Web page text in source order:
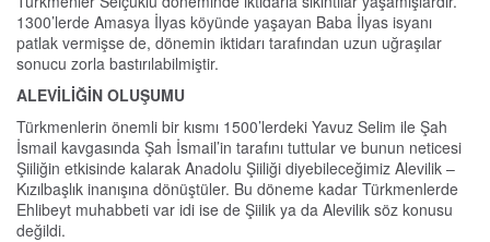
1300’lerde Amasya İlyas köyünde yaşayan Baba İlyas isyanı
patlak vermişse de, dönemin iktidarı tarafından uzun uğraşılar
sonucu zorla bastırılabilmiştir.
ALEVİLİĞİN OLUŞUMU
Türkmenlerin önemli bir kısmı 1500’lerdeki Yavuz Selim ile Şah
İsmail kavgasında Şah İsmail’in tarafını tuttular ve bunun neticesi
Şiiliğin etkisinde kalarak Anadolu Şiiliği diyebileceğimiz Alevilik –
Kızılbaşlık inanışına dönüştüler. Bu döneme kadar Türkmenlerde
Ehlibeyt muhabbeti var idi ise de Şiilik ya da Alevilik söz konusu
değildi.